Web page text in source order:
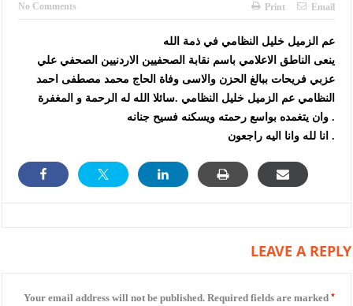
الملك يتلقى اتصالا هاتفيا من العاهل البحريني
القاضي محمود أحمد فريحات.. مبارك ومزيدا من التوفيق
عارف بيك فريحات.. مبارك وبكم تزهو المناصب
No Comments Print Email
عم الزميل خليل النظامي في ذمة الله
ينعى الناطق الاعلامي باسم نقابة الصحفيين الاردنيين الصحفي علي
عزبي فريحات ببالغ الحزن والاسى وفاة الحاج محمد مصطفى احمد
النظامي عم الزميل خليل النظامي .سائلا الله له الرحمة و المغفرة
وان يتغمده بواسع رحمته ويسكنه فسيح جنانه .
انا لله وانا اليه راجعون .
LEAVE A REPLY
Your email address will not be published. Required fields are marked *